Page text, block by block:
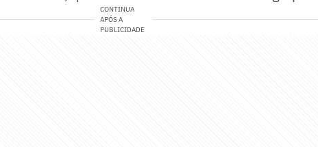
CONTINUA
APÓS A
PUBLICIDADE